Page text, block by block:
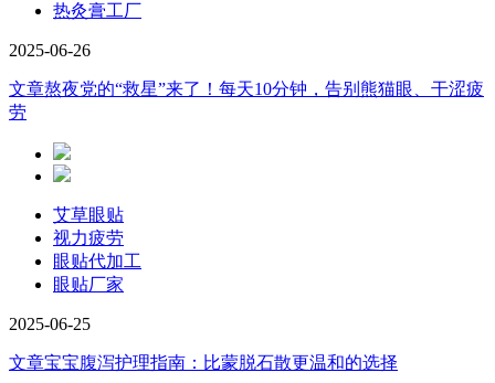
热灸膏工厂
2025-06-26
文章熬夜党的“救星”来了！每天10分钟，告别熊猫眼、干涩疲
劳
艾草眼贴
视力疲劳
眼贴代加工
眼贴厂家
2025-06-25
文章宝宝腹泻护理指南：比蒙脱石散更温和的选择